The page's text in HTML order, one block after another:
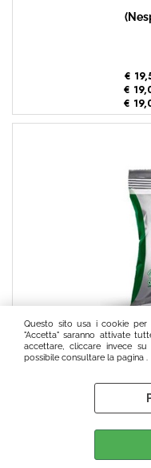
Questo sito usa i cookie per
"Accetta" saranno attivate
accettare, cliccare invece su
possibile consultare la pagina .
€
€
€
-